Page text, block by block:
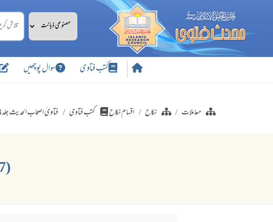
کتب فتاوی سوال پوچھیں
معاملات نکاح اقسام نکاح کتب فتاوی فتاویٰ اصحاب الحدیث جلد 3
(467) خاندان سے باہر شادی کرنا